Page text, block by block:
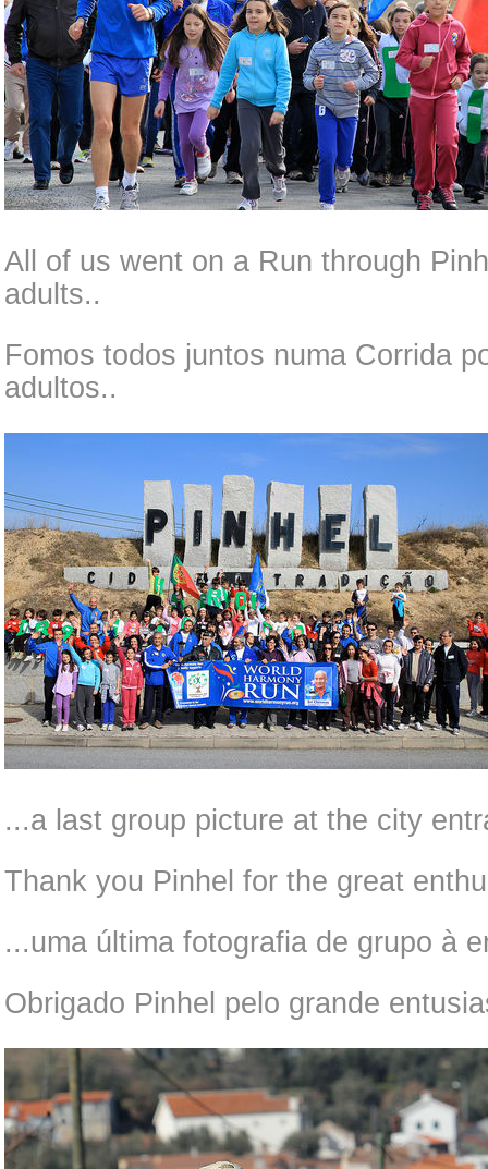
All of us went on a Run through
adults..
Fomos todos juntos numa Corrida
adultos..
...a last group picture at the city
Thank you Pinhel for the great
...uma última fotografia de grupo à
Obrigado Pinhel pelo grande